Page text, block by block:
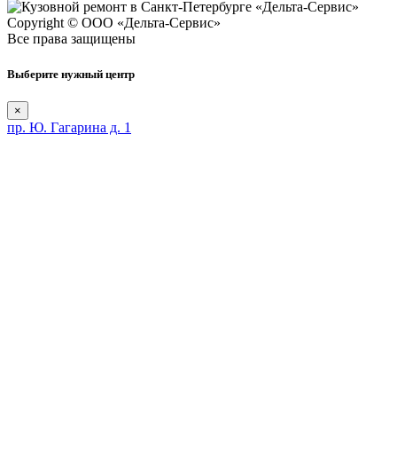
Copyright © ООО «Дельта-Сервис»
Все права защищены
Выберите нужный центр
×
пр. Ю. Гагарина д. 1